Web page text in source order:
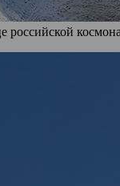
российской